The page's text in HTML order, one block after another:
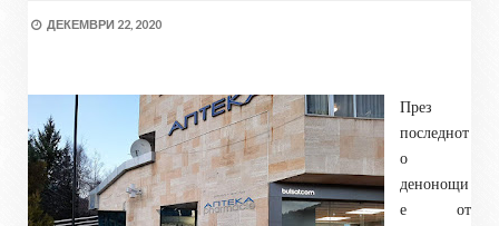
ДЕКЕМВРИ 22, 2020
През
последнот
о
денонощи
е от